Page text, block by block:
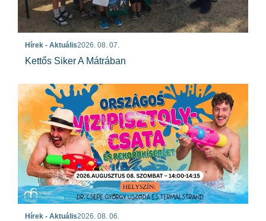
Hírek - Aktuális2026. 08. 07.
Kettős Siker A Mátrában
Hírek - Aktuális2026. 08. 06.